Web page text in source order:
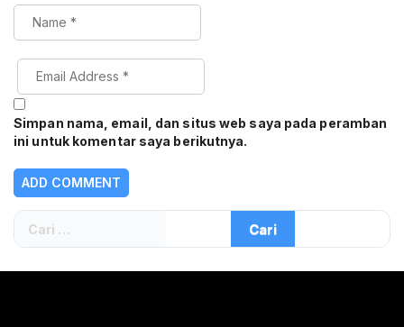
Simpan nama, email, dan situs web saya pada peramban
ini untuk komentar saya berikutnya.
Cari
untuk: